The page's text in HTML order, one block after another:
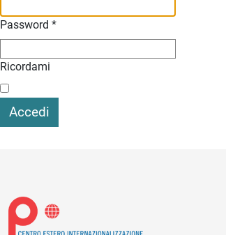
Password *
Ricordami
Accedi